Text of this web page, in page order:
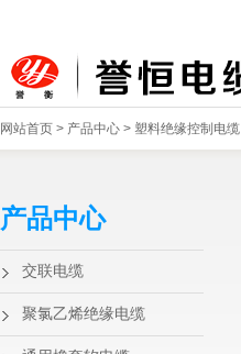
网站首页 > 产品中心 > 塑料绝缘控制电缆
产品中心
交联电缆
聚氯乙烯绝缘电缆